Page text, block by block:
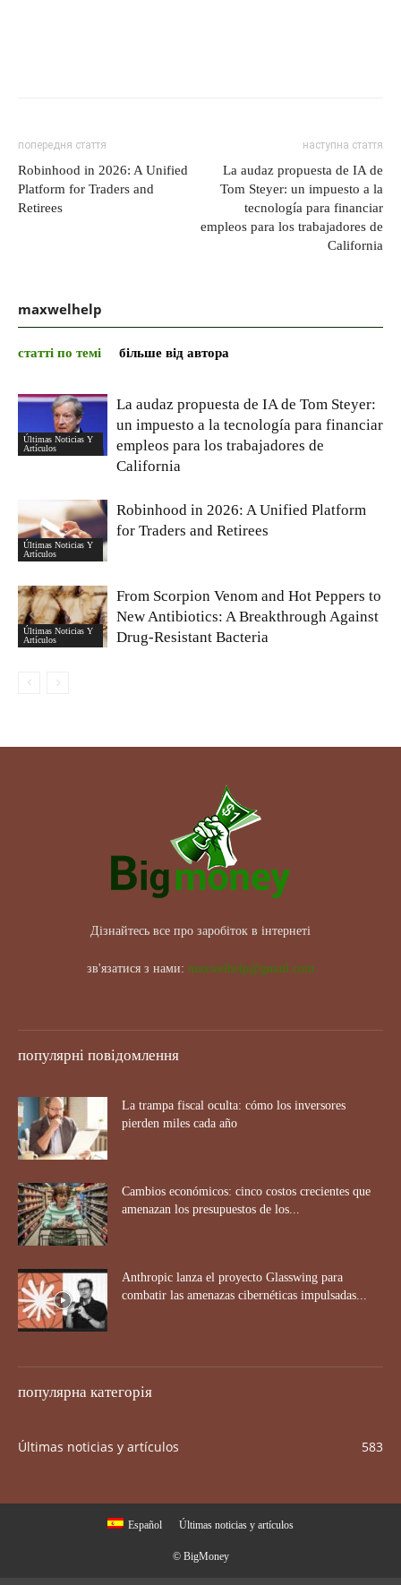
попередня стаття
Robinhood in 2026: A Unified
Platform for Traders and
Retirees
наступна стаття
La audaz propuesta de IA de
Tom Steyer: un impuesto a la
tecnología para financiar
empleos para los trabajadores de
California
maxwelhelp
статті по темі більше від автора
Últimas Noticias Y
Artículos
La audaz propuesta de IA de Tom Steyer:
un impuesto a la tecnología para financiar
empleos para los trabajadores de
California
Últimas Noticias Y
Artículos
Robinhood in 2026: A Unified Platform
for Traders and Retirees
Últimas Noticias Y
Artículos
From Scorpion Venom and Hot Peppers to
New Antibiotics: A Breakthrough Against
Drug-Resistant Bacteria
Дізнайтесь все про заробіток в інтернеті
зв'язатися з нами: maxwelhelp@gmail.com
популярні повідомлення
La trampa fiscal oculta: cómo los inversores
pierden miles cada año
Cambios económicos: cinco costos crecientes que
amenazan los presupuestos de los...
Anthropic lanza el proyecto Glasswing para
combatir las amenazas cibernéticas impulsadas...
популярна категорія
Últimas noticias y artículos 583
Español Últimas noticias y artículos
© BigMoney